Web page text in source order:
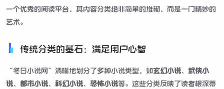
一个优秀的阅读平台，其内容分类绝非简单的堆砌，而是一门精妙的
艺术。
传统分类的基石：满足用户心智
“冬日小说网”清晰地划分了多种小说类型，如玄幻小说、 武侠小
说、 都市小说、 科幻小说、 恐怖小说等。这些分类反映了读者根深蒂